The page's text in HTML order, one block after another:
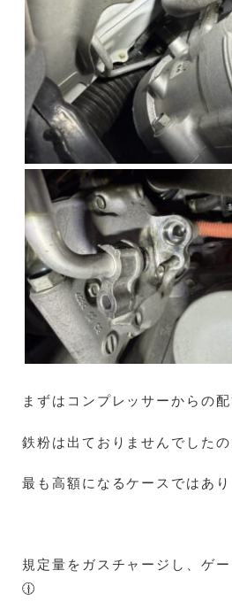
まずはコンプレッサーからの配
鉄粉は出ておりませんでしたの
最も高額になるケースではあ
規定量をガスチャージし、ゲ
🕧